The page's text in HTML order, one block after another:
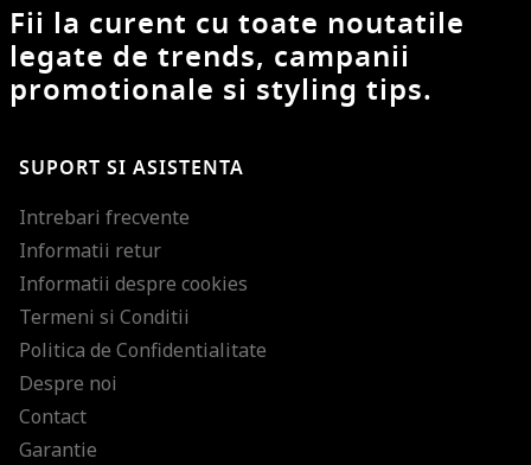
Fii la curent cu toate noutatile
legate de trends, campanii
promotionale si styling tips.
SUPORT SI ASISTENTA
Intrebari frecvente
Informatii retur
Informatii despre cookies
Termeni si Conditii
Politica de Confidentialitate
Despre noi
Contact
Garantie